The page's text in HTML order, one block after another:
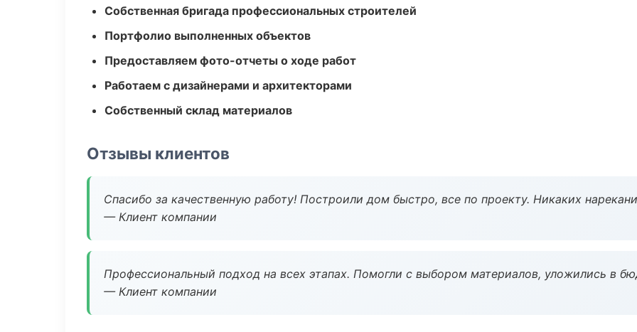
Собственная бригада профессиональных строителей
Портфолио выполненных объектов
Предоставляем фото-отчеты о ходе работ
Работаем с дизайнерами и архитекторами
Собственный склад материалов
Отзывы клиентов
Спасибо за качественную работу! Построили дом быстро, все по проекту. Никаких
— Клиент компании
Профессиональный подход на всех этапах. Помогли с выбором материалов, уложились в
— Клиент компании